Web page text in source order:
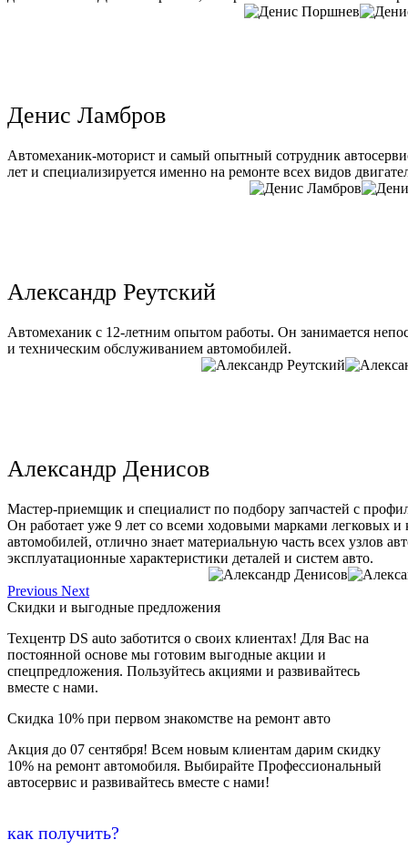
Денис Ламбров
Автомеханик-моторист и самый опытный сотрудник
лет и специализируется именно на ремонте всех видов
Александр Реутский
Автомеханик с 12-летним опытом работы. Он занимается
и техническим обслуживанием автомобилей.
Александр Денисов
Мастер-приемщик и специалист по подбору запчастей с
Он работает уже 9 лет со всеми ходовыми марками легковых и
автомобилей, отлично знает материальную часть всех узлов
эксплуатационные характеристики деталей и систем авто.
Previous Next
Скидки и выгодные предложения
Техцентр DS auto заботится о своих клиентах! Для Вас на
постоянной основе мы готовим выгодные акции и
спецпредложения. Пользуйтесь акциями и развивайтесь
вместе с нами.
Скидка 10% при первом знакомстве на ремонт авто
Акция до 07 сентября! Всем новым клиентам дарим скидку
10% на ремонт автомобиля. Выбирайте Профессиональный
автосервис и развивайтесь вместе с нами!
как получить?